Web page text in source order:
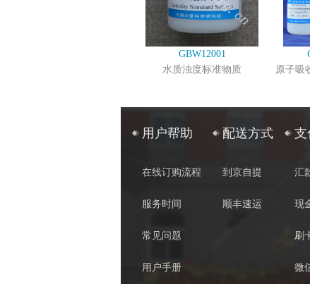
GBW12001
水质浊度标准物质
原子吸
用户帮助
在线订购流程
服务时间
常见问题
用户手册
配送方式
到京自提
顺丰速运
支
汇
现
刷
微